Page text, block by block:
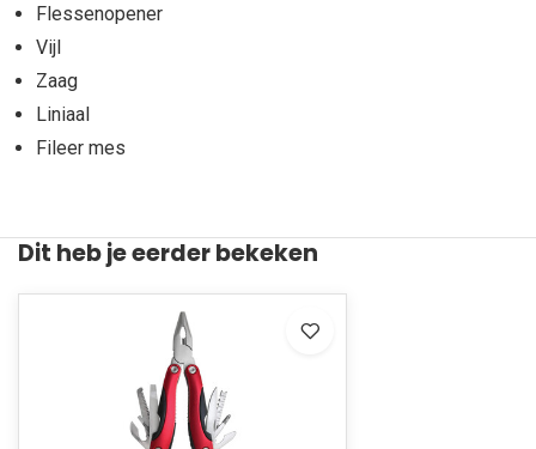
Flessenopener
Vijl
Zaag
Liniaal
Fileer mes
Dit heb je eerder bekeken